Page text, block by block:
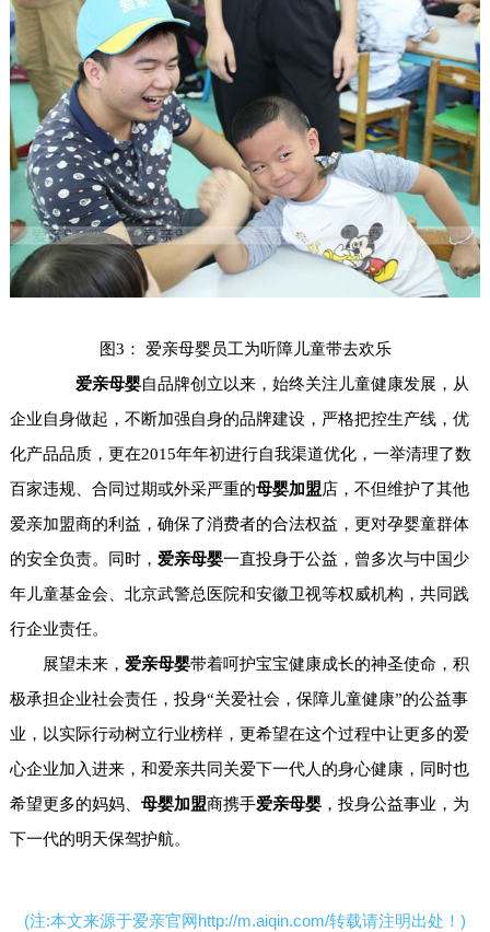
图3： 爱亲母婴员工为听障儿童带去欢乐
爱亲母婴自品牌创立以来，始终关注儿童健康发展，从
企业自身做起，不断加强自身的品牌建设，严格把控生产线，优
化产品品质，更在2015年年初进行自我渠道优化，一举清理了数
百家违规、合同过期或外采严重的母婴加盟店，不但维护了其他
爱亲加盟商的利益，确保了消费者的合法权益，更对孕婴童群体
的安全负责。同时， 爱亲母婴一直投身于公益，曾多次与中国少
年儿童基金会、北京武警总医院和安徽卫视等权威机构，共同践
行企业责任。
展望未来， 爱亲母婴带着呵护宝宝健康成长的神圣使命，积
极承担企业社会责任，投身“关爱社会，保障儿童健康”的公益事
业，以实际行动树立行业榜样，更希望在这个过程中让更多的爱
心企业加入进来，和爱亲共同关爱下一代人的身心健康，同时也
希望更多的妈妈、 母婴加盟商携手爱亲母婴，投身公益事业，为
下一代的明天保驾护航。
(注:本文来源于爱亲官网http://m.aiqin.com/转载请注明出处！)